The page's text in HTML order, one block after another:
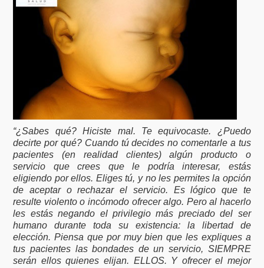
“¿Sabes qué? Hiciste mal. Te equivocaste. ¿Puedo
decirte por qué? Cuando tú decides no comentarle a tus
pacientes (en realidad clientes) algún producto o
servicio que crees que le podría interesar, estás
eligiendo por ellos. Eliges tú, y no les permites la opción
de aceptar o rechazar el servicio. Es lógico que te
resulte violento o incómodo ofrecer algo. Pero al hacerlo
les estás negando el privilegio más preciado del ser
humano durante toda su existencia: la libertad de
elección. Piensa que por muy bien que les expliques a
tus pacientes las bondades de un servicio, SIEMPRE
serán ellos quienes elijan. ELLOS. Y ofrecer el mejor